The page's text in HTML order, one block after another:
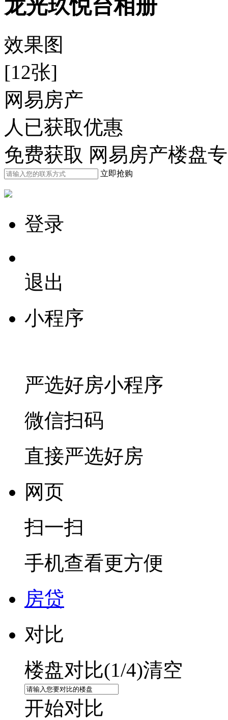
龙光玖悦台相册
效果图
[12张]
网易房产
人已获取优惠
免费获取 网易房产楼盘
立即抢购
登录
退出
小程序
严选好房小程序
微信扫码
直接严选好房
网页
扫一扫
手机查看更方便
房贷
对比
楼盘对比(1/4)清空
开始对比